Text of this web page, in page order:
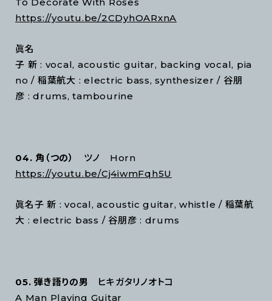
https://youtu.be/2CDyhOARxnA
眞名
子 新 : vocal, acoustic guitar, backing vocal, pia
no / 稲葉航大 : electric bass, synthesizer / 谷朋
彦 : drums, tambourine
04. 角（つの）
ツノ Horn
https://youtu.be/Cj4iwmFqh5U
眞名子 新 : vocal, acoustic guitar, whistle / 稲葉航
大 : electric bass / 谷朋彦 : drums
05. 弾き語りの男 ヒキガタリノオトコ
A Man Playing Guitar